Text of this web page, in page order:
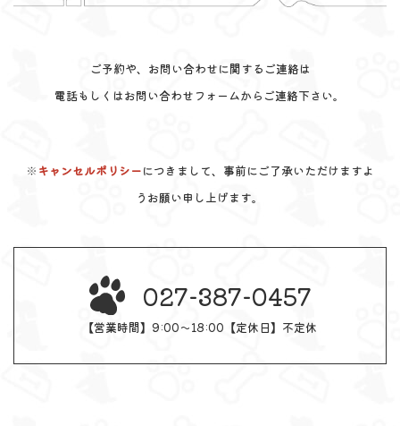
ご予約や、お問い合わせに関するご連絡は
電話もしくはお問い合わせフォームからご連絡下さい。
※ キャンセルポリシーにつきまして、事前にご了承いただけますよ
うお願い申し上げます。
027-387-0457
【営業時間】9:00～18:00【定休日】不定休